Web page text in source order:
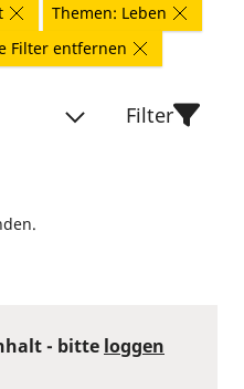
Themen: Leben
Filter entfernen
Filter
- bitte loggen